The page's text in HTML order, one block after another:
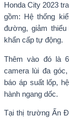
Honda City 2023
gồm: Hệ thống
đường, giảm
khẩn cấp tự động.
Thêm vào đó là
camera lùi đa
báo áp suất lốp,
hành ngang dốc.
Tại thị trường Ấn